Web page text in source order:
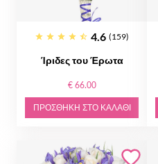
4.6 (159)
Ίριδες του Έρωτα
€ 66.00
ΠΡΟΣΘΉΚΗ ΣΤΟ ΚΑΛΆΘΙ